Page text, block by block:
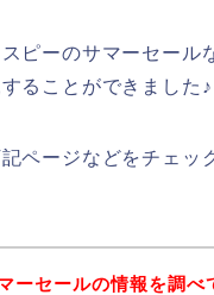
ピーのサマーセール
ることができました♪
ページなどをチェッ
ーセールの情報を調べ